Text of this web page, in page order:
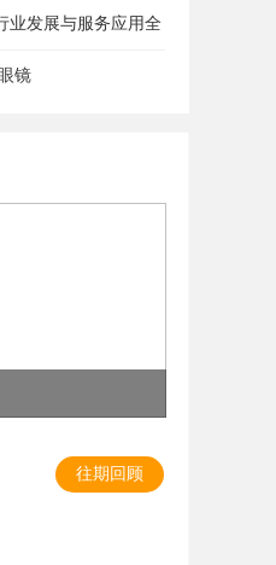
业发展与服务应用全
镜
往期回顾